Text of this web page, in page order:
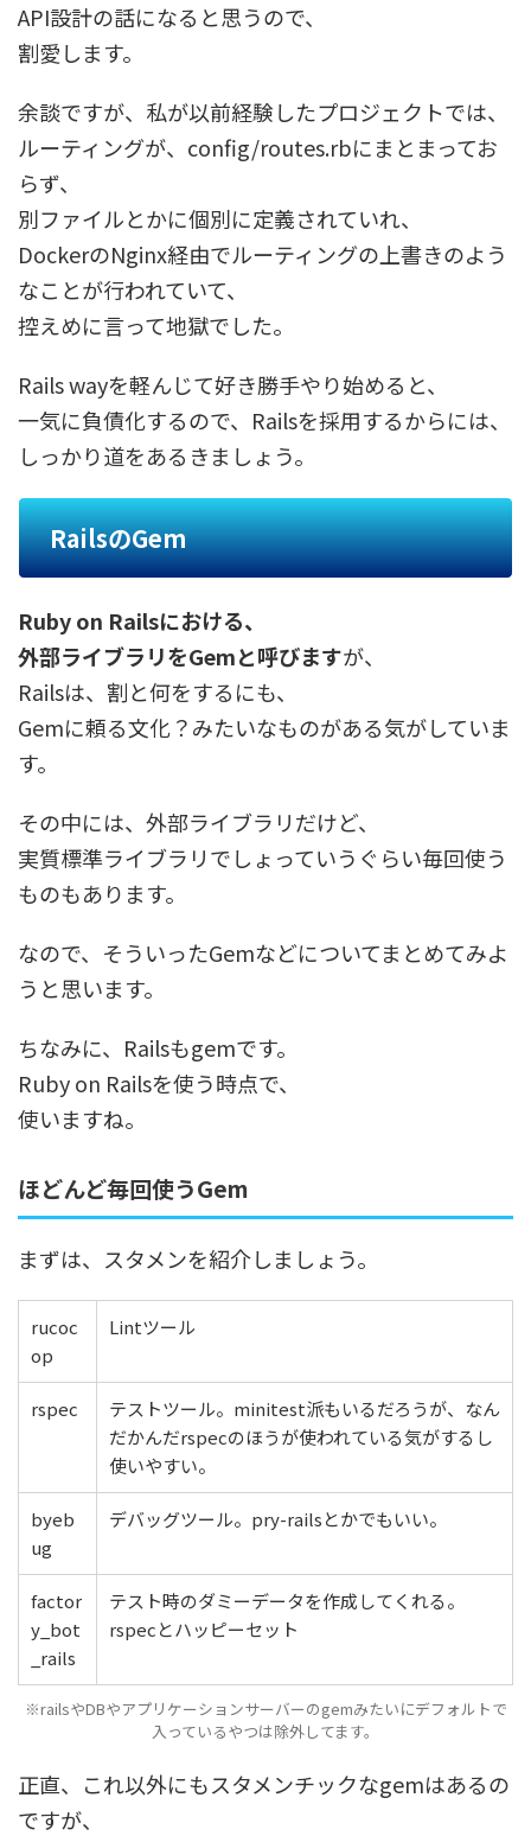
API設計の話になると思うので、
割愛します。
余談ですが、私が以前経験したプロジェクトでは、
ルーティングが、config/routes.rbにまとまってお
らず、
別ファイルとかに個別に定義されていれ、
DockerのNginx経由でルーティングの上書きのよう
なことが行われていて、
控えめに言って地獄でした。
Rails wayを軽んじて好き勝手やり始めると、
一気に負債化するので、Railsを採用するからには、
しっかり道をあるきましょう。
RailsのGem
Ruby on Railsにおける、
外部ライブラリをGemと呼びますが、
Railsは、割と何をするにも、
Gemに頼る文化？みたいなものがある気がしていま
す。
その中には、外部ライブラリだけど、
実質標準ライブラリでしょっていうぐらい毎回使う
ものもあります。
なので、そういったGemなどについてまとめてみよ
うと思います。
ちなみに、Railsもgemです。
Ruby on Railsを使う時点で、
使いますね。
ほどんど毎回使うGem
まずは、スタメンを紹介しましょう。
rucoc
op
Lintツール
rspec
テストツール。minitest派もいるだろうが、なん
だかんだrspecのほうが使われている気がするし
使いやすい。
byeb
ug
デバッグツール。pry-railsとかでもいい。
factor
y_bot
_rails
テスト時のダミーデータを作成してくれる。
rspecとハッピーセット
※railsやDBやアプリケーションサーバーのgemみたいにデフォルトで
入っているやつは除外してます。
正直、これ以外にもスタメンチックなgemはあるの
ですが、